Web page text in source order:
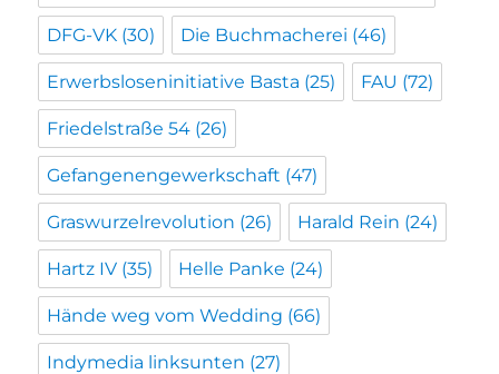
DFG-VK (30) Die Buchmacherei (46)
Erwerbsloseninitiative Basta (25) FAU (72)
Friedelstraße 54 (26)
Gefangenengewerkschaft (47)
Graswurzelrevolution (26) Harald Rein (24)
Hartz IV (35) Helle Panke (24)
Hände weg vom Wedding (66)
Indymedia linksunten (27)